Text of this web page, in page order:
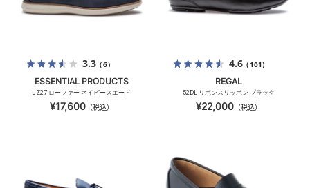
3.3（6）
ESSENTIAL PRODUCTS
JZ27 ローファー ネイビースエード
¥17,600 （税込）
4.6（101）
REGAL
52DL リボンスリッポン ブラック
¥22,000（税込）